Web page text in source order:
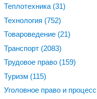
Теплотехника (31)
Технология (752)
Товароведение (21)
Транспорт (2083)
Трудовое право (159)
Туризм (115)
Уголовное право и процесс